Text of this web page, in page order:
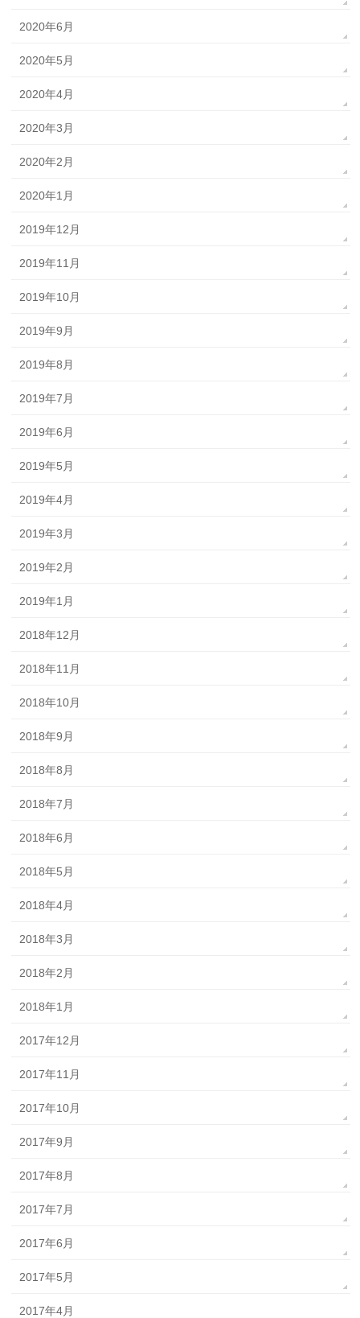
2020年6月
2020年5月
2020年4月
2020年3月
2020年2月
2020年1月
2019年12月
2019年11月
2019年10月
2019年9月
2019年8月
2019年7月
2019年6月
2019年5月
2019年4月
2019年3月
2019年2月
2019年1月
2018年12月
2018年11月
2018年10月
2018年9月
2018年8月
2018年7月
2018年6月
2018年5月
2018年4月
2018年3月
2018年2月
2018年1月
2017年12月
2017年11月
2017年10月
2017年9月
2017年8月
2017年7月
2017年6月
2017年5月
2017年4月